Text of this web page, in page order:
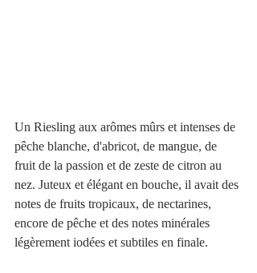
Un Riesling aux arômes mûrs et intenses de
pêche blanche, d'abricot, de mangue, de
fruit de la passion et de zeste de citron au
nez. Juteux et élégant en bouche, il avait des
notes de fruits tropicaux, de nectarines,
encore de pêche et des notes minérales
légèrement iodées et subtiles en finale.